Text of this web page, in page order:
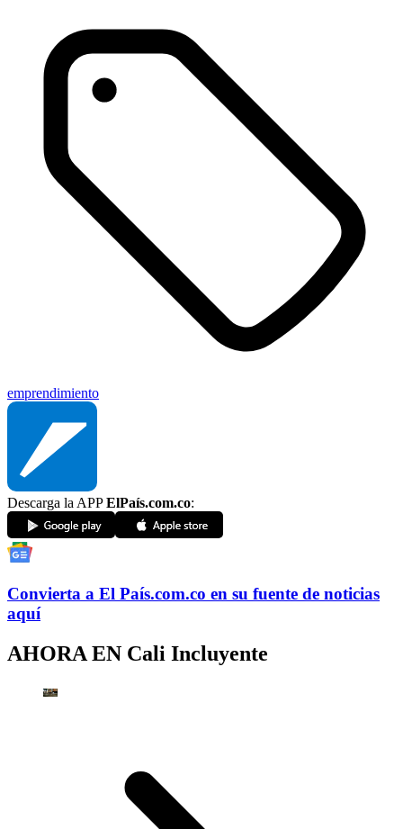
emprendimiento
Descarga la APPElPaís.com.co:
Convierta a El País.com.co en su fuente de noticias
aquí
AHORA EN Cali Incluyente